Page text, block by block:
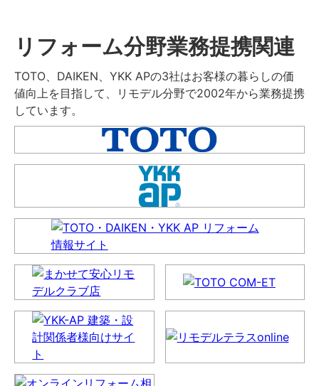
リフォーム分野業務提携関連
TOTO、DAIKEN、YKK APの3社はお客様の暮らしの価
値向上を目指して、リモデル分野で2002年から業務提携
しています。